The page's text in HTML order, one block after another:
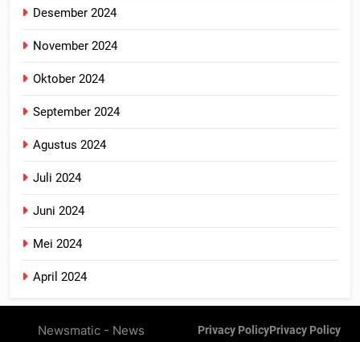
Desember 2024
November 2024
Oktober 2024
September 2024
Agustus 2024
Juli 2024
Juni 2024
Mei 2024
April 2024
Newsmatic - News
Privacy PolicyPrivacy Policy